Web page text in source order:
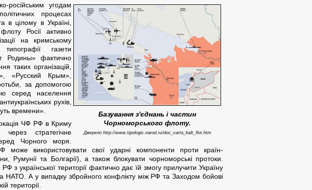
Базування з'єднань і частин
Чорноморського флоту.
Джерело http://www.tipologic.narod.ru/doc_carta_balt_flot.htm
російським угодам
процесах
в цілому в Україні,
Росії активно
на кримському
газети
Родины» фактично
таких організацій,
«Русский Крым»,
за допомогою
серед населення
рухів,
времени».
ЧФ РФ в Криму
через стратегічне
Чорного моря.
використовувати свої ударні компоненти проти країн-
Румунії та Болгарії), а також блокувати чорноморські протоки.
з української території фактично дає їй змогу прилучити Україну
НАТО. А у випадку збройного конфлікту між РФ та Заходом бойові
території.